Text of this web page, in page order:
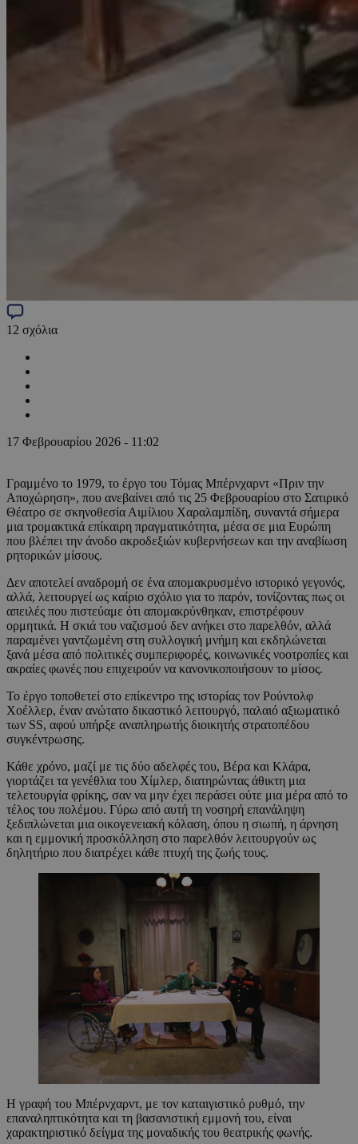
12 σχόλια
17 Φεβρουαρίου 2026 - 11:02
Γραμμένο το 1979, το έργο του Τόμας Μπέρνχαρντ «Πριν την
Αποχώρηση», που ανεβαίνει από τις 25 Φεβρουαρίου στο Σατιρικό
Θέατρο σε σκηνοθεσία Αιμίλιου Χαραλαμπίδη, συναντά σήμερα
μια τρομακτικά επίκαιρη πραγματικότητα, μέσα σε μια Ευρώπη
που βλέπει την άνοδο ακροδεξιών κυβερνήσεων και την αναβίωση
ρητορικών μίσους.
Δεν αποτελεί αναδρομή σε ένα απομακρυσμένο ιστορικό γεγονός,
αλλά, λειτουργεί ως καίριο σχόλιο για το παρόν, τονίζοντας πως οι
απειλές που πιστεύαμε ότι απομακρύνθηκαν, επιστρέφουν
ορμητικά. Η σκιά του ναζισμού δεν ανήκει στο παρελθόν, αλλά
παραμένει γαντζωμένη στη συλλογική μνήμη και εκδηλώνεται
ξανά μέσα από πολιτικές συμπεριφορές, κοινωνικές νοοτροπίες και
ακραίες φωνές που επιχειρούν να κανονικοποιήσουν το μίσος.
Το έργο τοποθετεί στο επίκεντρο της ιστορίας τον Ρούντολφ
Χοέλλερ, έναν ανώτατο δικαστικό λειτουργό, παλαιό αξιωματικό
των SS, αφού υπήρξε αναπληρωτής διοικητής στρατοπέδου
συγκέντρωσης.
Κάθε χρόνο, μαζί με τις δύο αδελφές του, Βέρα και Κλάρα,
γιορτάζει τα γενέθλια του Χίμλερ, διατηρώντας άθικτη μια
τελετουργία φρίκης, σαν να μην έχει περάσει ούτε μια μέρα από το
τέλος του πολέμου. Γύρω από αυτή τη νοσηρή επανάληψη
ξεδιπλώνεται μια οικογενειακή κόλαση, όπου η σιωπή, η άρνηση
και η εμμονική προσκόλληση στο παρελθόν λειτουργούν ως
δηλητήριο που διατρέχει κάθε πτυχή της ζωής τους.
Η γραφή του Μπέρνχαρντ, με τον καταιγιστικό ρυθμό, την
επαναληπτικότητα και τη βασανιστική εμμονή του, είναι
χαρακτηριστικό δείγμα της μοναδικής του θεατρικής φωνής.